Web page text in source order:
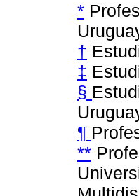
*
†
‡
§
¶
**